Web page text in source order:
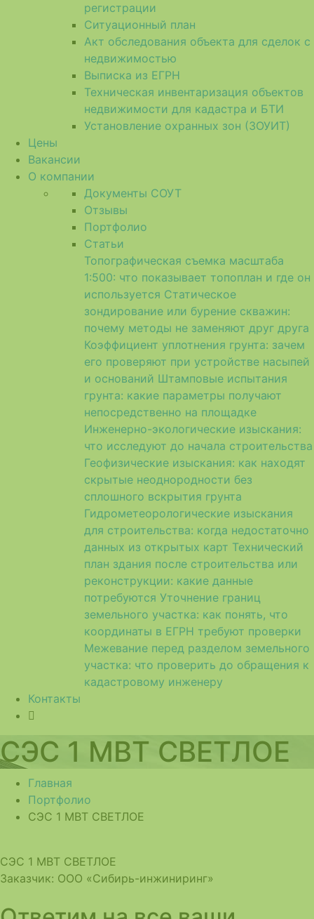
регистрации
Ситуационный план
Акт обследования объекта для сделок с
недвижимостью
Выписка из ЕГРН
Техническая инвентаризация объектов
недвижимости для кадастра и БТИ
Установление охранных зон (ЗОУИТ)
Цены
Вакансии
О компании
Документы СОУТ
Отзывы
Портфолио
Статьи
Топографическая съемка масштаба
1:500: что показывает топоплан и где он
используется Статическое
зондирование или бурение скважин:
почему методы не заменяют друг друга
Коэффициент уплотнения грунта: зачем
его проверяют при устройстве насыпей
и оснований Штамповые испытания
грунта: какие параметры получают
непосредственно на площадке
Инженерно-экологические изыскания:
что исследуют до начала строительства
Геофизические изыскания: как находят
скрытые неоднородности без
сплошного вскрытия грунта
Гидрометеорологические изыскания
для строительства: когда недостаточно
данных из открытых карт Технический
план здания после строительства или
реконструкции: какие данные
потребуются Уточнение границ
земельного участка: как понять, что
координаты в ЕГРН требуют проверки
Межевание перед разделом земельного
участка: что проверить до обращения к
кадастровому инженеру
Контакты
СЭС 1 МВТ СВЕТЛОЕ
Главная
Портфолио
СЭС 1 МВТ СВЕТЛОЕ
СЭС 1 МВТ СВЕТЛОЕ
Заказчик: ООО «Сибирь-инжиниринг»